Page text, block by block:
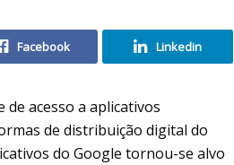
Facebook Linkedin
acesso a aplicativos
de distribuição digital do
do Google tornou-se alvo